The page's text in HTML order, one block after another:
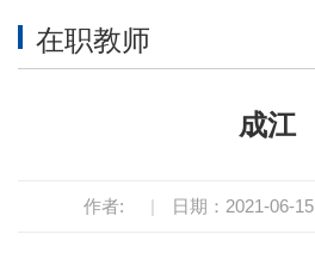
在职教师
成江
作者: | 日期：2021-06-15